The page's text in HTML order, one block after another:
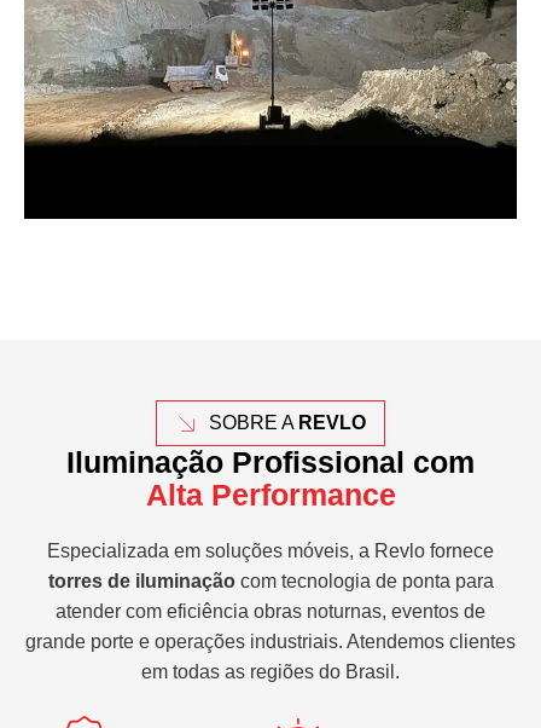
SOBRE A REVLO
Iluminação Profissional com
Alta Performance
Especializada em soluções móveis, a Revlo fornece
torres de iluminaçãocom tecnologia de ponta para
atender com eficiência obras noturnas, eventos de
grande porte e operações industriais. Atendemos clientes
em todas as regiões do Brasil.